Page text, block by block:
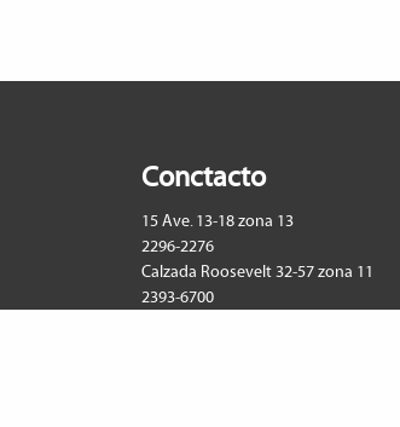
Conctacto
15 Ave. 13-18 zona 13
2296-2276
Calzada Roosevelt 32-57 zona 11
2393-6700